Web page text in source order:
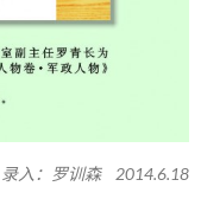
入：罗训森 2014.6.18